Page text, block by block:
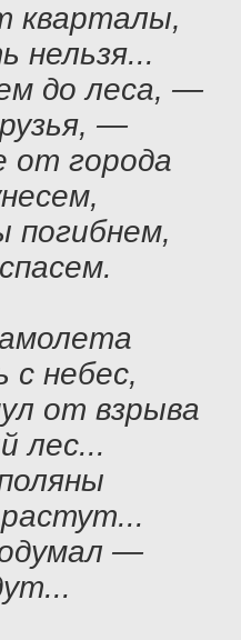
кварталы,
нельзя...
до леса, —
—
от города
погибнем,
с небес,
от взрыва
лес...
—